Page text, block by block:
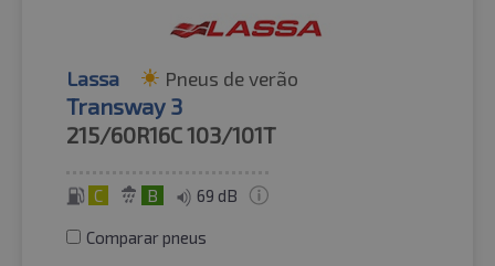
Lassa Pneus de verão
Transway 3
215/60R16C103/101T
C B 69 dB
Comparar pneus